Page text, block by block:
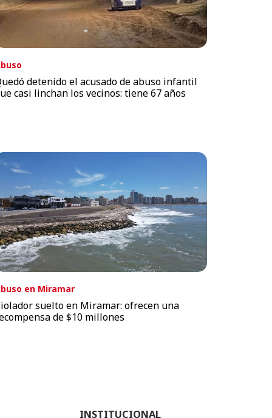
detenido el acusado de abuso infantil
casi linchan los vecinos: tiene 67 años
en Miramar
suelto en Miramar: ofrecen una
de $10 millones
INSTITUCIONAL